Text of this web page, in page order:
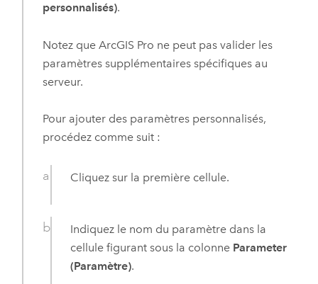
personnalisés).
Notez que ArcGIS Pro ne peut pas valider les
paramètres supplémentaires spécifiques au
serveur.
Pour ajouter des paramètres personnalisés,
procédez comme suit :
Cliquez sur la première cellule.
Indiquez le nom du paramètre dans la
cellule figurant sous la colonne Parameter
(Paramètre).